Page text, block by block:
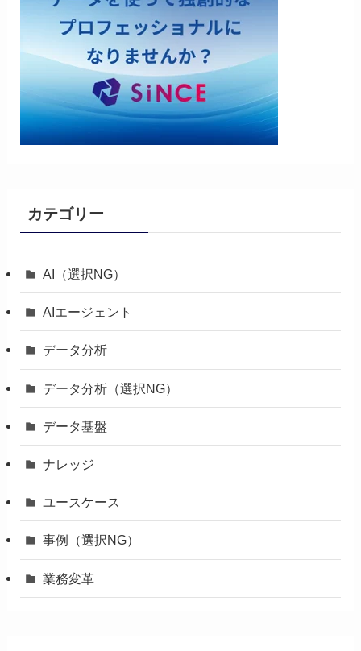
カテゴリー
AI（選択NG）
AIエージェント
データ分析
データ分析（選択NG）
データ基盤
ナレッジ
ユースケース
事例（選択NG）
業務変革